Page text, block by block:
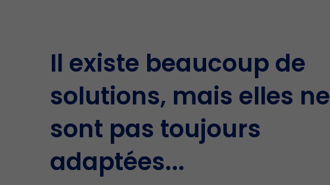
Il existe beaucoup de
solutions, mais elles ne
sont pas toujours
adaptées...